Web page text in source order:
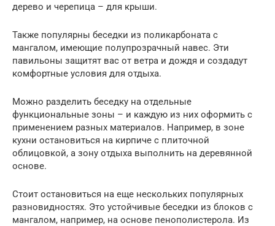
дерево и черепица – для крыши.
Также популярны беседки из поликарбоната с
мангалом, имеющие полупрозрачный навес. Эти
павильоны защитят вас от ветра и дождя и создадут
комфортные условия для отдыха.
Можно разделить беседку на отдельные
функциональные зоны – и каждую из них оформить с
применением разных материалов. Например, в зоне
кухни остановиться на кирпиче с плиточной
облицовкой, а зону отдыха выполнить на деревянной
основе.
Стоит остановиться на еще нескольких популярных
разновидностях. Это устойчивые беседки из блоков с
мангалом, например, на основе пенополистерола. Из